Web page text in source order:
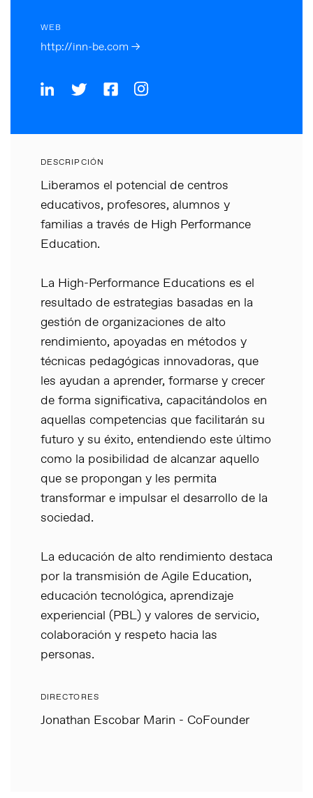
WEB
http://inn-be.com →
DESCRIPCIÓN
Liberamos el potencial de centros
educativos, profesores, alumnos y
familias a través de High Performance
Education.
La High-Performance Educations es el
resultado de estrategias basadas en la
gestión de organizaciones de alto
rendimiento, apoyadas en métodos y
técnicas pedagógicas innovadoras, que
les ayudan a aprender, formarse y crecer
de forma significativa, capacitándolos en
aquellas competencias que facilitarán su
futuro y su éxito, entendiendo este último
como la posibilidad de alcanzar aquello
que se propongan y les permita
transformar e impulsar el desarrollo de la
sociedad.
La educación de alto rendimiento destaca
por la transmisión de Agile Education,
educación tecnológica, aprendizaje
experiencial (PBL) y valores de servicio,
colaboración y respeto hacia las
personas.
DIRECTORES
Jonathan Escobar Marin - CoFounder